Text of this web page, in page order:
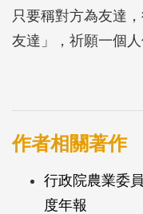
只要稱對方為友達
友達」，祈願一個
作者相關著作
行政院農業委
度年報